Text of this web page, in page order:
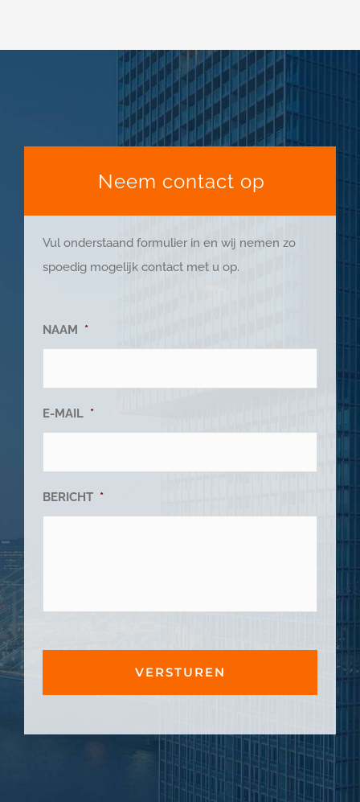
Neem contact op
Vul onderstaand formulier in en wij nemen zo
spoedig mogelijk contact met u op.
NAAM *
E-MAIL *
BERICHT *